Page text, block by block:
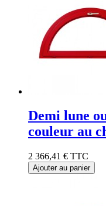
Demi lune
couleur au
2 366,41 € TTC
Ajouter au panier